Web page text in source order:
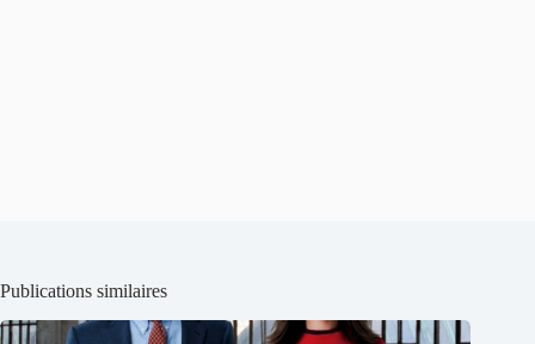
Publications similaires